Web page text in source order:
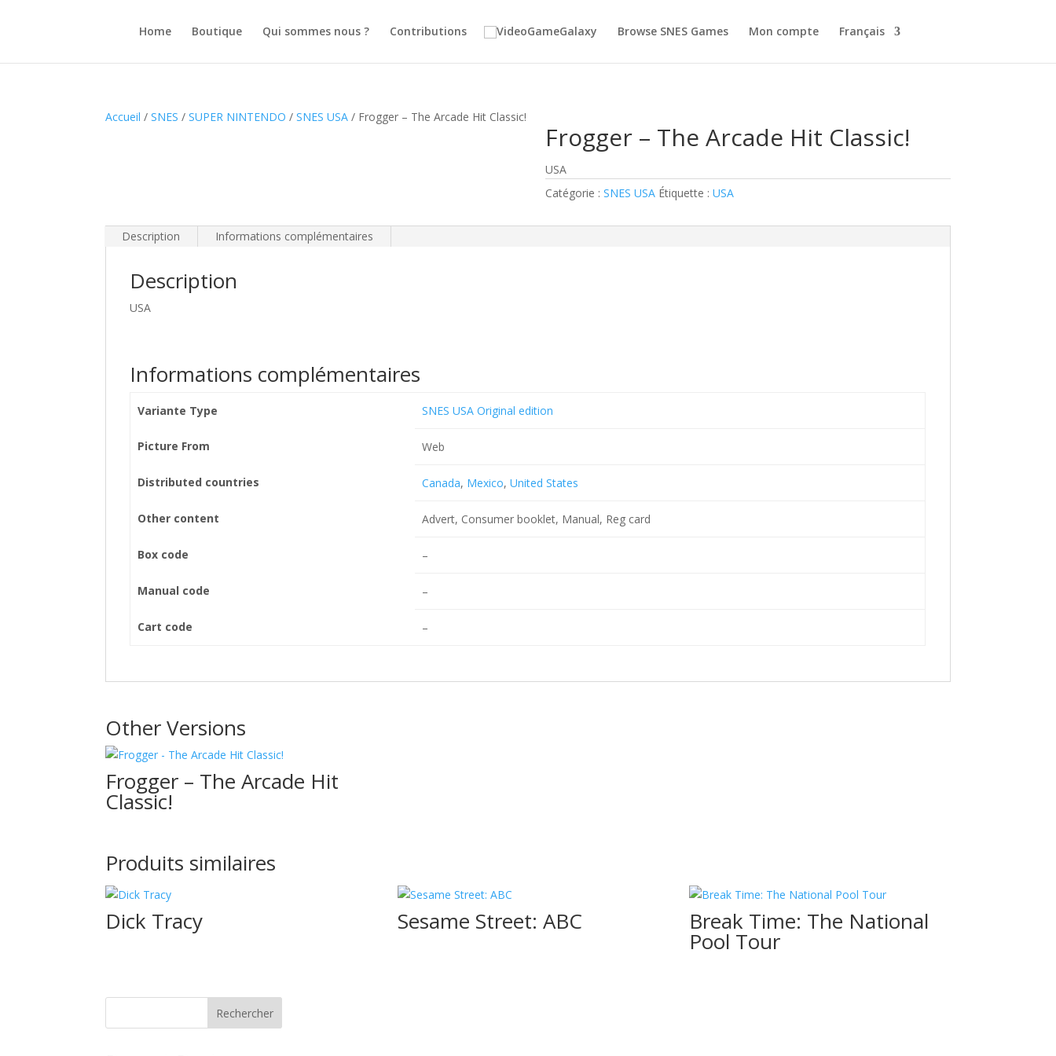
Home Boutique Qui sommes nous ? Contributions Browse SNES Games Mon compte Français
Accueil /SNES /SUPER NINTENDO /SNES USA / Frogger – The Arcade Hit Classic!
Frogger – The Arcade Hit Classic!
USA
Catégorie : SNES USA Étiquette : USA
Description Informations complémentaires
Description
USA
Informations complémentaires
Variante Type SNES USA Original edition
Picture From Web
Distributed countries Canada, Mexico, United States
Other content Advert, Consumer booklet, Manual, Reg card
Box code –
Manual code –
Cart code –
Other Versions
Frogger – The Arcade Hit
Classic!
Produits similaires
Dick Tracy Sesame Street: ABC Break Time: The National
Pool Tour
Rechercher